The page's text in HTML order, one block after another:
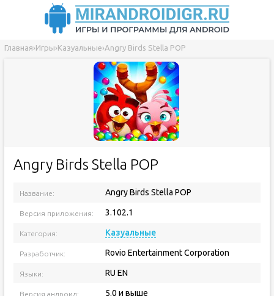
Главная›Игры›Казуальные›Angry Birds Stella POP
Angry Birds Stella POP
Название: Angry Birds Stella POP
Версия приложения: 3.102.1
Категория: Казуальные
Разработчик: Rovio Entertainment Corporation
Языки: RU EN
Версия андроид: 5.0 и выше